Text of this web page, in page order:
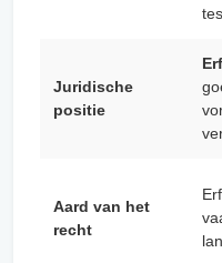
Juridische
positie
Aard van het
recht